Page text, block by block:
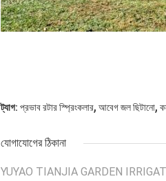
ট্যাগ: প্রভাব রটার স্প্রিংকলার, আবেগ জল ছিটানো,
যোগাযোগের ঠিকানা
YUYAO TIANJIA GARDEN